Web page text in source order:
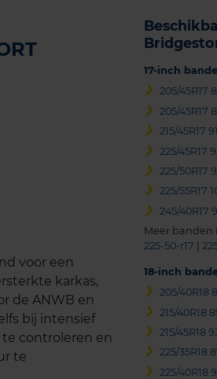
17-inch
205/45R17
205/45R17
215/45R17
225/45R17
225/50R17
225/55R17
245/40R17
Meer
225-50-r17 |
18-inch
205/40R18
215/40R18
215/45R18
225/35R18
225/40R18
voor een
karkas,
de ANWB en
bij intensief
controleren en
te